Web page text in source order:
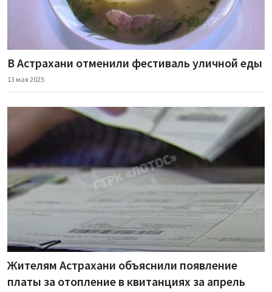
В Астрахани отменили фестиваль уличной еды
13 мая 2025
Жителям Астрахани объяснили появление
платы за отопление в квитанциях за апрель